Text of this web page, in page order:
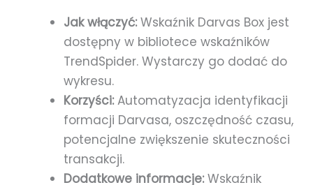
Jak włączyć:Wskaźnik Darvas Box jest
dostępny w bibliotece wskaźników
TrendSpider. Wystarczy go dodać do
wykresu.
Korzyści:Automatyzacja identyfikacji
formacji Darvasa, oszczędność czasu,
potencjalne zwiększenie skuteczności
transakcji.
Dodatkowe informacje:Wskaźnik